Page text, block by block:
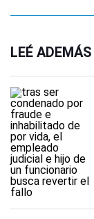
LEÉ ADEMÁS